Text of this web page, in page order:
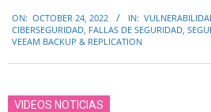
10-
24
ON: OCTOBER 24, 2022 IN:
CIBERSEGURIDAD, FALLAS DE SEGURIDAD,
VEEAM BACKUP & REPLICATION
VIDEOS NOTICIAS